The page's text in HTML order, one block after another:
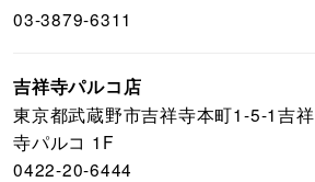
03-3879-6311
吉祥寺パルコ店
東京都武蔵野市吉祥寺本町1-5-1吉祥
寺パルコ 1F
0422-20-6444